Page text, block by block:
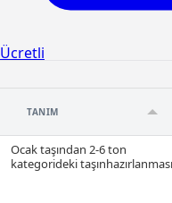
Ücretli
TANIM
Ocak taşından 2-6 ton
kategorideki taşınhazırlanması